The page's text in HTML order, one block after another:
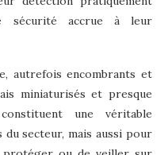
sécurité accrue à leur
autrefois encombrants et
miniaturisés et presque
une véritable
secteur, mais aussi pour